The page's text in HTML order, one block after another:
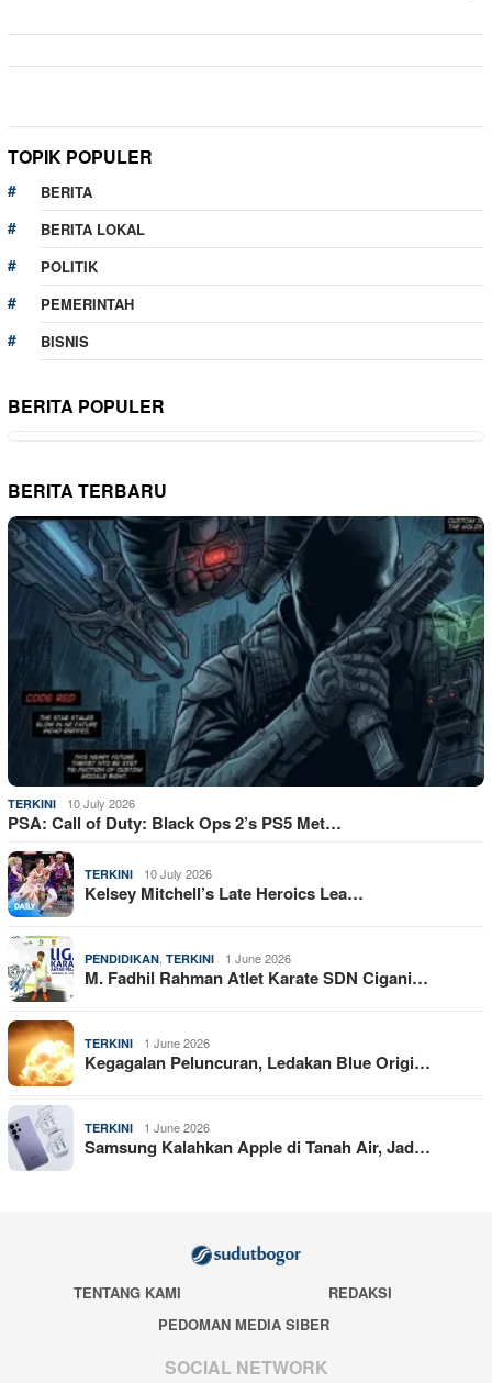
TOPIK POPULER
BERITA
BERITA LOKAL
POLITIK
PEMERINTAH
BISNIS
BERITA POPULER
BERITA TERBARU
TERKINI 10 July 2026
PSA: Call of Duty: Black Ops 2’s PS5 Met…
TERKINI 10 July 2026
Kelsey Mitchell’s Late Heroics Lea…
PENDIDIKAN TERKINI 1 June 2026
M. Fadhil Rahman Atlet Karate SDN Cigani…
TERKINI 1 June 2026
Kegagalan Peluncuran, Ledakan Blue Origi…
TERKINI 1 June 2026
Samsung Kalahkan Apple di Tanah Air, Jad…
TENTANG KAMI
REDAKSI
PEDOMAN MEDIA SIBER
SOCIAL NETWORK